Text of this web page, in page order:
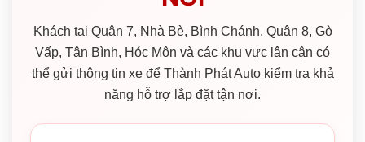
Khách tại Quận 7, Nhà Bè, Bình Chánh, Quận 8, Gò
Vấp, Tân Bình, Hóc Môn và các khu vực lân cận có
thể gửi thông tin xe để Thành Phát Auto kiểm tra khả
năng hỗ trợ lắp đặt tận nơi.